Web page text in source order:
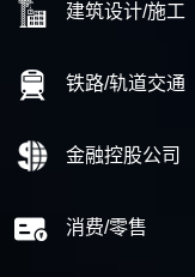
建筑设计/施工
铁路/轨道交通
金融控股公司
消费/零售